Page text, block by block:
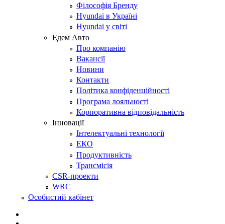
Філософія Бренду
Hyundai в Україні
Hyundai у світі
Едем Авто
Про компанію
Вакансії
Новини
Контакти
Політика конфіденційності
Програма лояльності
Корпоративна відповідальність
Інновації
Інтелектуальні технології
ЕКО
Продуктивність
Трансмісія
CSR-проекти
WRC
Особистий кабінет